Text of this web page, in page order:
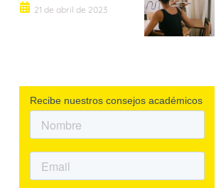
21 de abril de 2023